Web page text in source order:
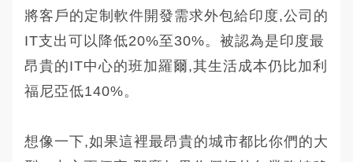
將客戶的定制軟件開發需求外包給印度,公司的
IT支出可以降低20%至30%。被認為是印度最
昂貴的IT中心的班加羅爾,其生活成本仍比加利
福尼亞低140%。
想像一下,如果這裡最昂貴的城市都比你們的大